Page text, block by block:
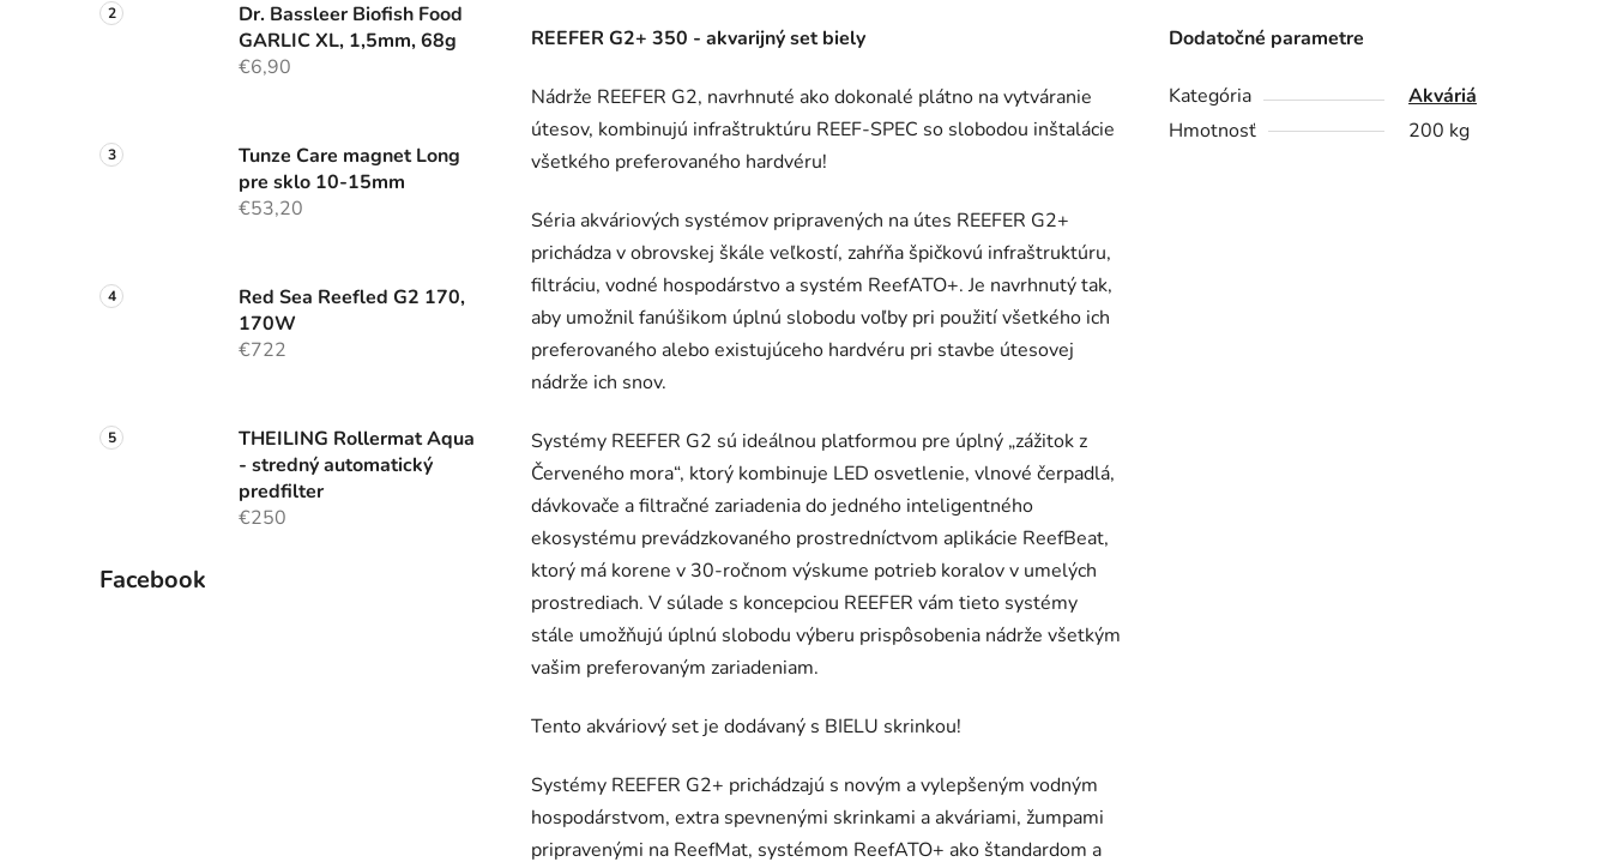
Dr. Bassleer Biofish Food
GARLIC XL, 1,5mm, 68g
€6,90
Tunze Care magnet Long
pre sklo 10-15mm
€53,20
Red Sea Reefled G2 170,
170W
€722
THEILING Rollermat Aqua
- stredný automatický
predfilter
€250
Facebook
REEFER G2+ 350 - akvarijný set biely
Nádrže REEFER G2, navrhnuté ako dokonalé plátno na vytváranie
útesov, kombinujú infraštruktúru REEF-SPEC so slobodou inštalácie
všetkého preferovaného hardvéru!
Séria akváriových systémov pripravených na útes REEFER G2+
prichádza v obrovskej škále veľkostí, zahŕňa špičkovú infraštruktúru,
filtráciu, vodné hospodárstvo a systém ReefATO+. Je navrhnutý tak,
aby umožnil fanúšikom úplnú slobodu voľby pri použití všetkého ich
preferovaného alebo existujúceho hardvéru pri stavbe útesovej
nádrže ich snov.
Systémy REEFER G2 sú ideálnou platformou pre úplný „zážitok z
Červeného mora“, ktorý kombinuje LED osvetlenie, vlnové čerpadlá,
dávkovače a filtračné zariadenia do jedného inteligentného
ekosystému prevádzkovaného prostredníctvom aplikácie ReefBeat,
ktorý má korene v 30-ročnom výskume potrieb koralov v umelých
prostrediach. V súlade s koncepciou REEFER vám tieto systémy
stále umožňujú úplnú slobodu výberu prispôsobenia nádrže všetkým
vašim preferovaným zariadeniam.
Tento akváriový set je dodávaný s BIELU skrinkou!
Systémy REEFER G2+ prichádzajú s novým a vylepšeným vodným
hospodárstvom, extra spevnenými skrinkami a akváriami, žumpami
pripravenými na ReefMat, systémom ReefATO+ ako štandardom a
Dodatočné parametre
Kategória
Akváriá
Hmotnosť
200 kg